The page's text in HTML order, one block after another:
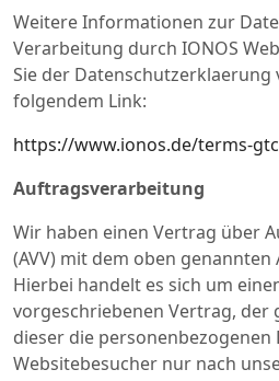
Weitere Informationen zur
Verarbeitung durch IONOS
Sie der Datenschutzerklaerung
folgendem Link:
https://www.ionos.de/terms-
Auftragsverarbeitung
Wir haben einen Vertrag über
(AVV) mit dem oben
Hierbei handelt es sich um
vorgeschriebenen Vertrag, der
dieser die personenbezogenen
Websitebesucher nur nach